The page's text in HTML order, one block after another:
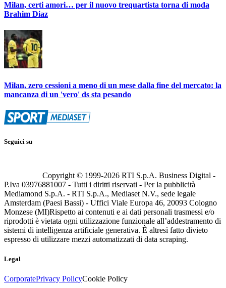
Milan, certi amori… per il nuovo trequartista torna di moda
Brahim Diaz
Milan, zero cessioni a meno di un mese dalla fine del mercato: la
mancanza di un 'vero' ds sta pesando
Seguici su
Copyright © 1999-2026 RTI S.p.A. Business Digital -
P.Iva 03976881007 - Tutti i diritti riservati - Per la pubblicità
Mediamond S.p.A. - RTI S.p.A., Mediaset N.V., sede legale
Amsterdam (Paesi Bassi) - Uffici Viale Europa 46, 20093 Cologno
Monzese (MI)Rispetto ai contenuti e ai dati personali trasmessi e/o
riprodotti è vietata ogni utilizzazione funzionale all’addestramento di
sistemi di intelligenza artificiale generativa. È altresì fatto divieto
espresso di utilizzare mezzi automatizzati di data scraping.
Legal
CorporatePrivacy PolicyCookie Policy